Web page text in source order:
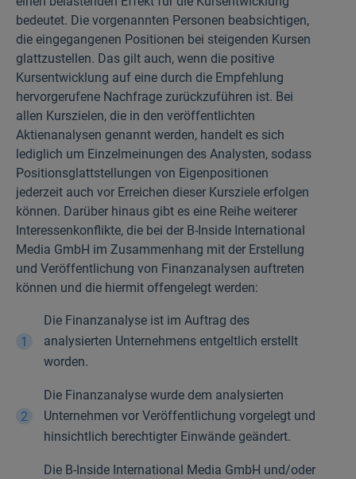
bedeutet. Die vorgenannten Personen beabsichtigen,
die eingegangenen Positionen bei steigenden Kursen
glattzustellen. Das gilt auch, wenn die positive
Kursentwicklung auf eine durch die Empfehlung
hervorgerufene Nachfrage zurückzuführen ist. Bei
allen Kurszielen, die in den veröffentlichten
Aktienanalysen genannt werden, handelt es sich
lediglich um Einzelmeinungen des Analysten, sodass
Positionsglattstellungen von Eigenpositionen
jederzeit auch vor Erreichen dieser Kursziele erfolgen
können. Darüber hinaus gibt es eine Reihe weiterer
Interessenkonflikte, die bei der B-Inside International
Media GmbH im Zusammenhang mit der Erstellung
und Veröffentlichung von Finanzanalysen auftreten
können und die hiermit offengelegt werden:
Die Finanzanalyse ist im Auftrag des
analysierten Unternehmens entgeltlich erstellt
worden.
Die Finanzanalyse wurde dem analysierten
Unternehmen vor Veröffentlichung vorgelegt und
hinsichtlich berechtigter Einwände geändert.
Die B-Inside International Media GmbH und/oder